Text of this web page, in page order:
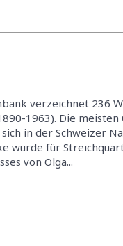
verzeichnet 236
1963). Die meisten
in der Schweizer
wurde für
von Olga...